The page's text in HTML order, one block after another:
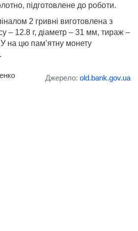
підготовлене до роботи.
2 гривні виготовлена з
– 12.8 г, діаметр – 31 мм, тираж –
на цю пам’ятну монету
Джерело: old.bank.gov.ua